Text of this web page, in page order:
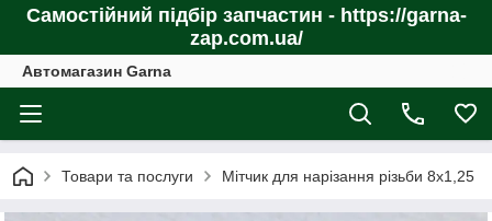
Самостійний підбір запчастин - https://garna-
zap.com.ua/
Автомагазин Garna
Товари та послуги Мітчик для нарізання різьби 8х1,25